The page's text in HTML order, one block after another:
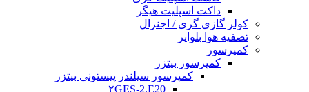
داکت اسپلیت هیگر
کولر گازی گری / اجنرال
تصفیه هوا بلوایر
کمپرسور
کمپرسور بیتزر
کمپرسور سیلندر پیستونی بیتزر
۲GES-2.E20